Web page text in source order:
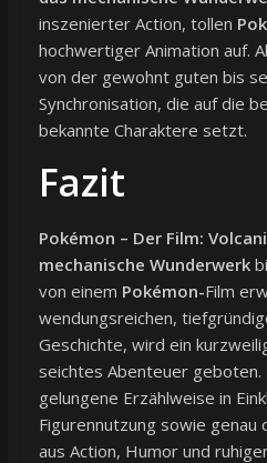
inszenierter Action, tollen
hochwertiger Animation auf.
von der gewohnt guten bis
Synchronisation, die auf die
bekannte Charaktere setzt.
Fazit
Pokémon – Der Film:
mechanische Wunderwerk
von einem Pokémon-Film
wendungsreichen,
Geschichte, wird ein
seichtes Abenteuer
gelungene Erzählweise in
Figurennutzung sowie genau
aus Action, Humor und